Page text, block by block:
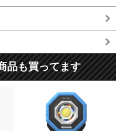
品も買ってます